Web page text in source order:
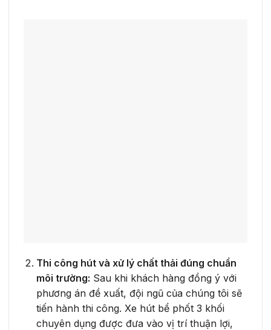
Thi công hút và xử lý chất thải đúng chuẩn
môi trường: Sau khi khách hàng đồng ý với
phương án đề xuất, đội ngũ của chúng tôi sẽ
tiến hành thi công. Xe hút bể phốt 3 khối
chuyên dụng được đưa vào vị trí thuận lợi,